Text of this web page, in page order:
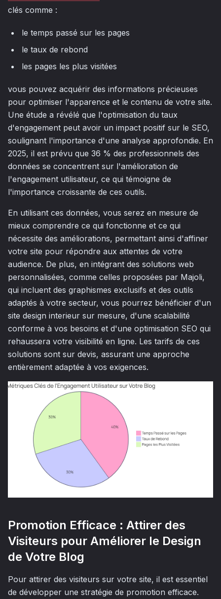
clés comme :
le temps passé sur les pages
le taux de rebond
les pages les plus visitées
vous pouvez acquérir des informations précieuses
pour optimiser l'apparence et le contenu de votre site.
Une étude a révélé que l'optimisation du taux
d'engagement peut avoir un impact positif sur le SEO,
soulignant l'importance d'une analyse approfondie. En
2025, il est prévu que 36 % des professionnels des
données se concentrent sur l'amélioration de
l'engagement utilisateur, ce qui témoigne de
l'importance croissante de ces outils.
En utilisant ces données, vous serez en mesure de
mieux comprendre ce qui fonctionne et ce qui
nécessite des améliorations, permettant ainsi d'affiner
votre site pour répondre aux attentes de votre
audience. De plus, en intégrant des solutions web
personnalisées, comme celles proposées par Majoli,
qui incluent des graphismes exclusifs et des outils
adaptés à votre secteur, vous pourrez bénéficier d'un
site design interieur sur mesure, d'une scalabilité
conforme à vos besoins et d'une optimisation SEO qui
rehaussera votre visibilité en ligne. Les tarifs de ces
solutions sont sur devis, assurant une approche
entièrement adaptée à vos exigences.
Promotion Efficace : Attirer des
Visiteurs pour Améliorer le Design
de Votre Blog
Pour attirer des visiteurs sur votre site, il est essentiel
de développer une stratégie de promotion efficace.